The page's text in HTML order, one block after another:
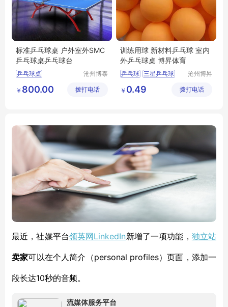
标准乒乓球桌 户外室外SMC
乒乓球桌乒乓球台
乒乓球桌
沧州博泰
有限公司
￥ 800.00 拨打电话
训练用球 新材料乒乓球 室内
外乒乓球桌 博昇体育
乒乓球 三星乒乓球
新材料乒乓球
沧州博昇
有限公司
￥ 0.49 拨打电话
最近，社媒平台领英网LinkedIn新增了一项功能， 独立站
卖家可以在个人简介（personal profiles）页面，添加一
段长达10秒的音频。
流媒体服务平台